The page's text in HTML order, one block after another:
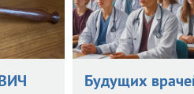
Будущих